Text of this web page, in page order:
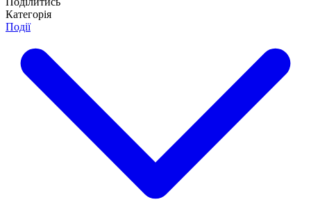
Категорія
Події